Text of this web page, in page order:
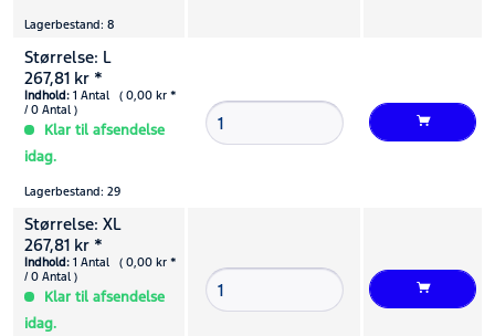
Lagerbestand: 8
Størrelse: L
267,81 kr *
Indhold: 1 Antal ( 0,00 kr *
/ 0 Antal )
Klar til afsendelse
idag.
Lagerbestand: 29
Størrelse: XL
267,81 kr *
Indhold: 1 Antal ( 0,00 kr *
/ 0 Antal )
Klar til afsendelse
idag.